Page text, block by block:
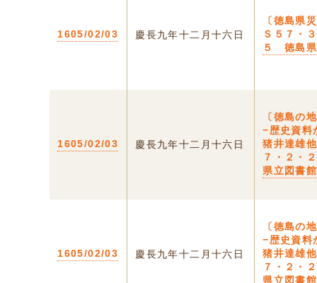
1605/02/03 慶長九年十二月十六日
〔徳島県
Ｓ５７・
５ 徳島県
1605/02/03 慶長九年十二月十六日
〔徳島の
−歴史資料
猪井達雄
７・２・
県立図書
1605/02/03 慶長九年十二月十六日
〔徳島の
−歴史資料
猪井達雄
７・２・
県立図書